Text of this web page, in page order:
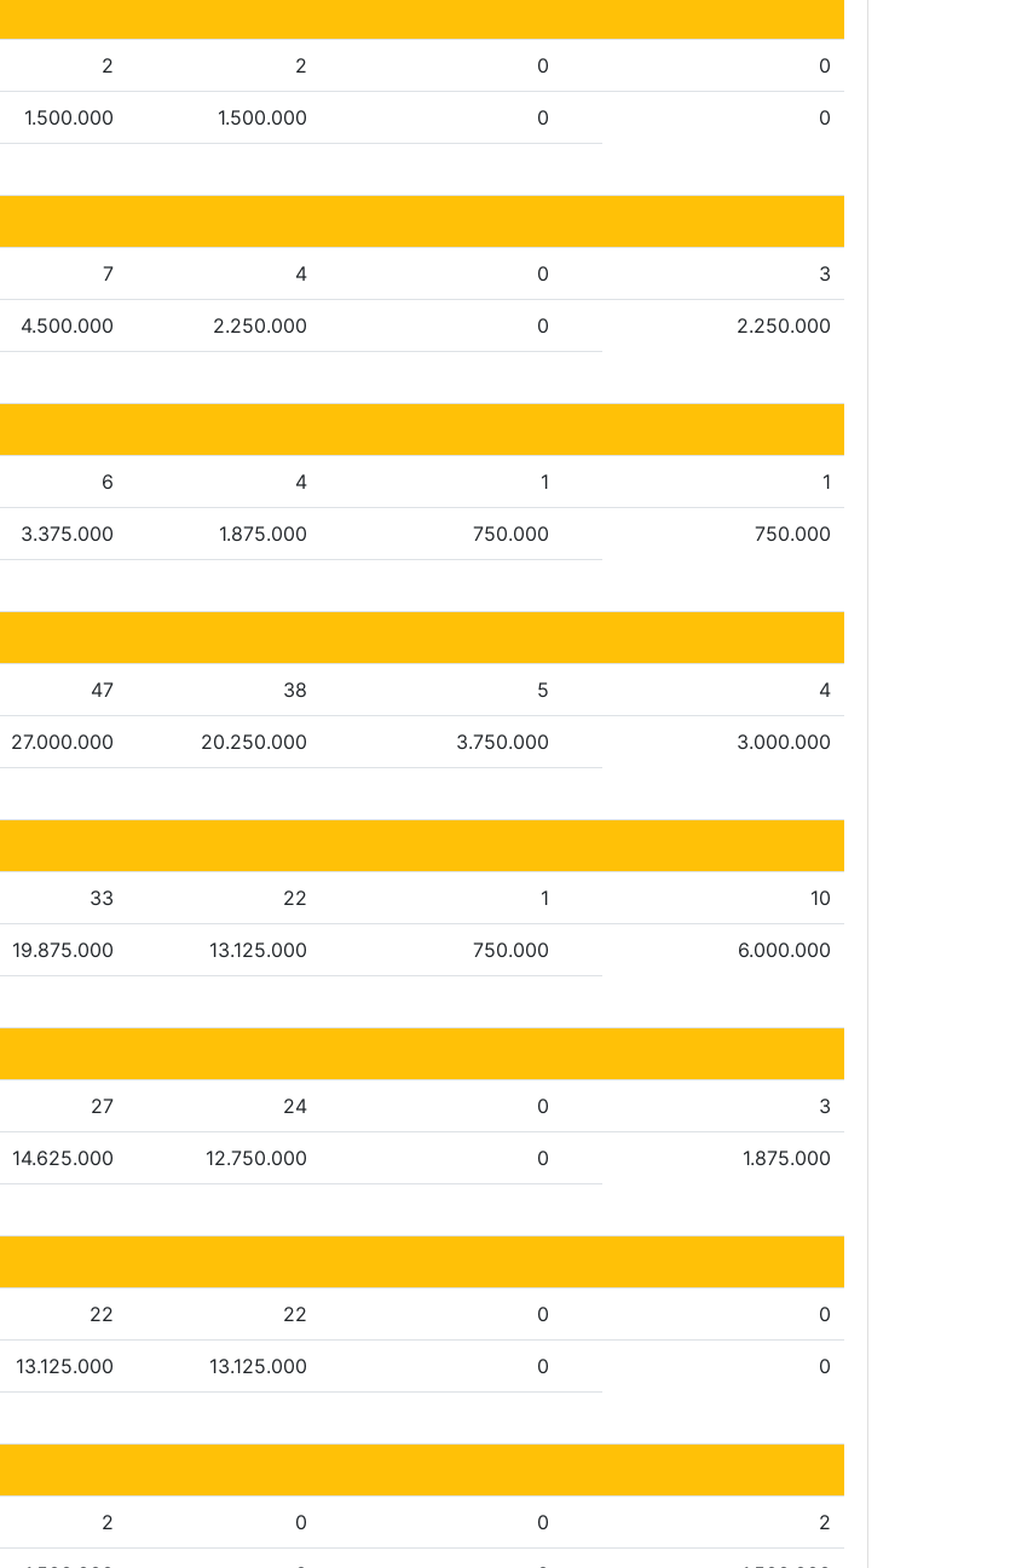
2 2 0 0
1.500.000 1.500.000 0 0
7 4 0 3
4.500.000 2.250.000 0 2.250.000
6 4 1 1
3.375.000 1.875.000 750.000 750.000
47 38 5 4
27.000.000 20.250.000 3.750.000 3.000.000
33 22 1 10
19.875.000 13.125.000 750.000 6.000.000
27 24 0 3
14.625.000 12.750.000 0 1.875.000
22 22 0 0
13.125.000 13.125.000 0 0
2 0 0 2